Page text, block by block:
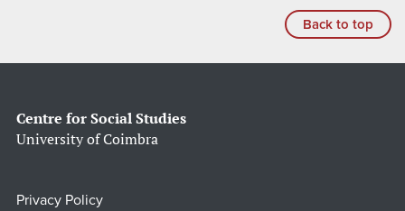
Back to top
Centre for Social Studies
University of Coimbra
Privacy Policy